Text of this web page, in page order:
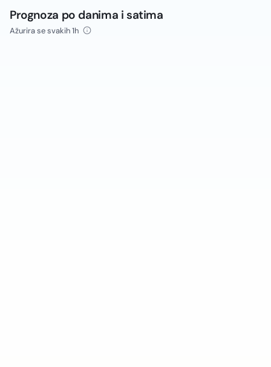
Prognoza po danima i satima
Ažurira se svakih 1h